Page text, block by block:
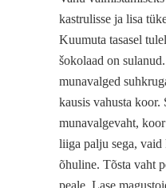
kastrulisse ja lisa
Kuumuta tasasel
šokolaad on
munavalged
kausis vahusta koor.
munavalgevaht,
liiga palju sega, vaid
õhuline. Tõsta vaht
peale. Lase